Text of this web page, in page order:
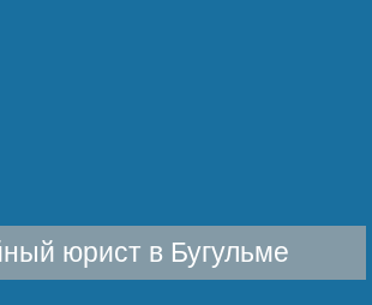
юрист в Бугульме